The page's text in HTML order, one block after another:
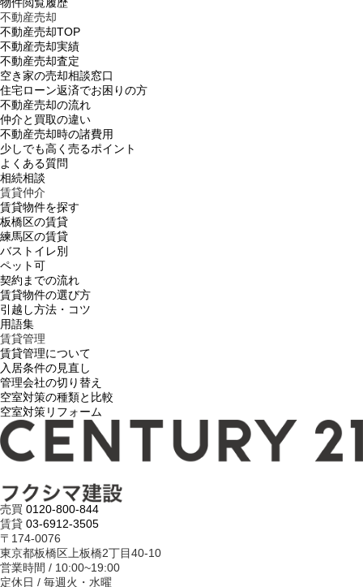
不動産売却
不動産売却TOP
不動産売却実績
不動産売却査定
空き家の売却相談窓口
住宅ローン返済でお困りの方
不動産売却の流れ
仲介と買取の違い
不動産売却時の諸費用
少しでも高く売るポイント
よくある質問
相続相談
賃貸仲介
賃貸物件を探す
板橋区の賃貸
練馬区の賃貸
バストイレ別
ペット可
契約までの流れ
賃貸物件の選び方
引越し方法・コツ
用語集
賃貸管理
賃貸管理について
入居条件の見直し
管理会社の切り替え
空室対策の種類と比較
空室対策リフォーム
売買 0120-800-844
賃貸 03-6912-3505
〒174-0076
東京都板橋区上板橋2丁目40-10
営業時間 / 10:00~19:00
定休日 / 毎週火・水曜